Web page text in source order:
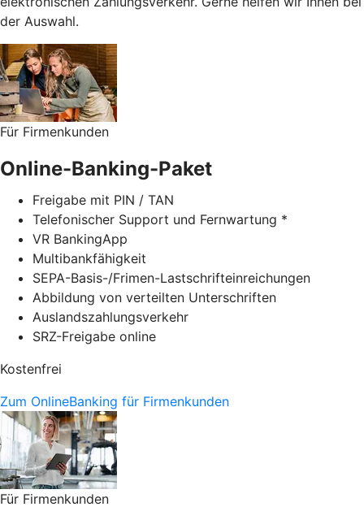
der Auswahl.
Für Firmenkunden
Online-Banking-Paket
Freigabe mit PIN / TAN
Telefonischer Support und Fernwartung *
VR BankingApp
Multibankfähigkeit
SEPA-Basis-/Frimen-Lastschrifteinreichungen
Abbildung von verteilten Unterschriften
Auslandszahlungsverkehr
SRZ-Freigabe online
Kostenfrei
Zum OnlineBanking für Firmenkunden
Für Firmenkunden